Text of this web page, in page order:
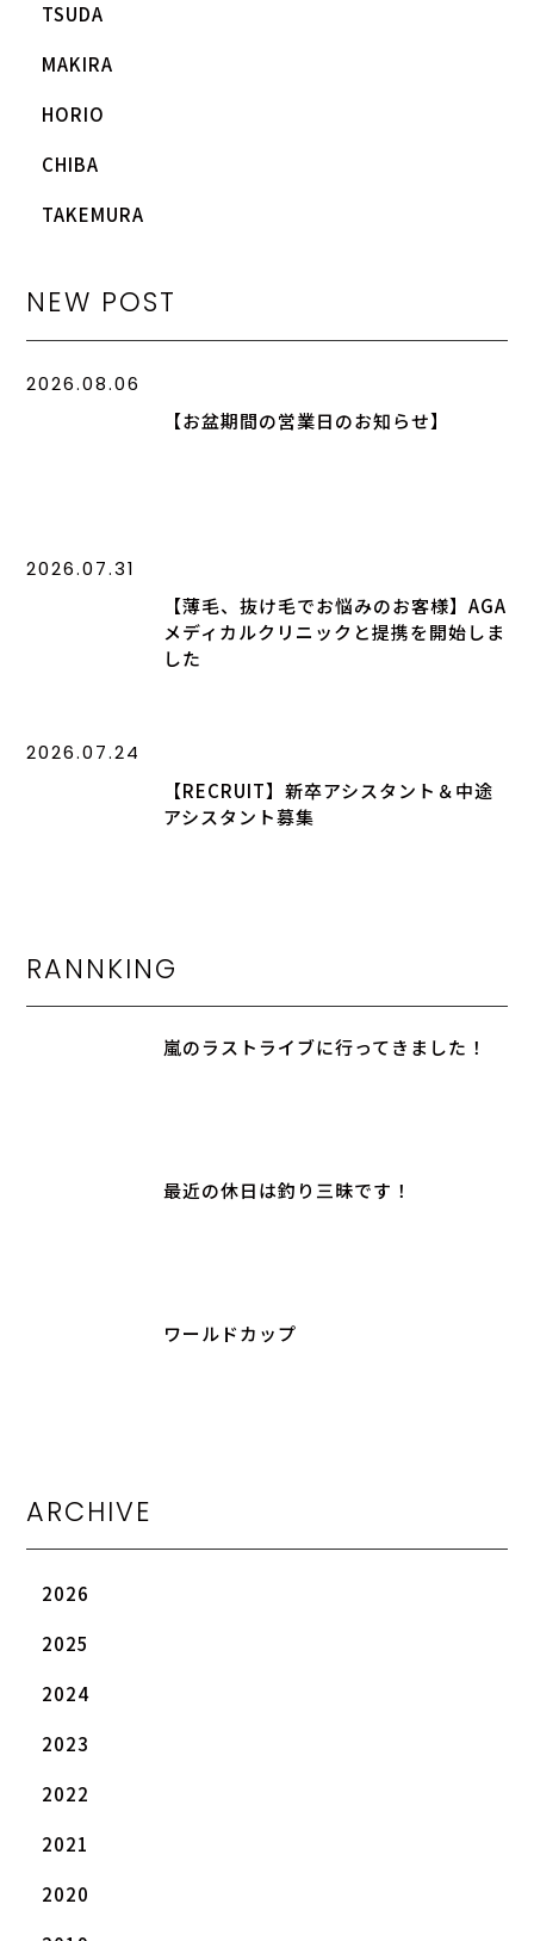
TSUDA
MAKIRA
HORIO
CHIBA
TAKEMURA
NEW POST
2026.08.06
【お盆期間の営業日のお知らせ】
2026.07.31
【薄毛、抜け毛でお悩みのお客様】AGA
メディカルクリニックと提携を開始しま
した
2026.07.24
【RECRUIT】新卒アシスタント＆中途
アシスタント募集
RANNKING
嵐のラストライブに行ってきました！
最近の休日は釣り三昧です！
ワールドカップ
ARCHIVE
2026
2025
2024
2023
2022
2021
2020